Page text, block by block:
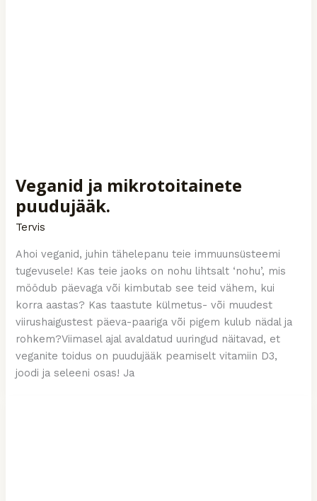
Veganid ja mikrotoitainete
puudujääk.
Tervis
Ahoi veganid, juhin tähelepanu teie immuunsüsteemi
tugevusele! Kas teie jaoks on nohu lihtsalt ‘nohu’, mis
möödub päevaga või kimbutab see teid vähem, kui
korra aastas? Kas taastute külmetus- või muudest
viirushaigustest päeva-paariga või pigem kulub nädal ja
rohkem?Viimasel ajal avaldatud uuringud näitavad, et
veganite toidus on puudujääk peamiselt vitamiin D3,
joodi ja seleeni osas! Ja